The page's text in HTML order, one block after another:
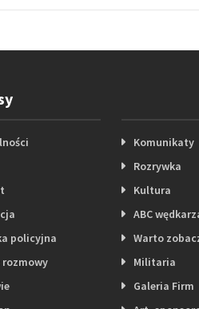
policyjna
rozmowy
Komunikaty
Rozrywka
Kultura
ABC
Warto
Militaria
Galeria Firm